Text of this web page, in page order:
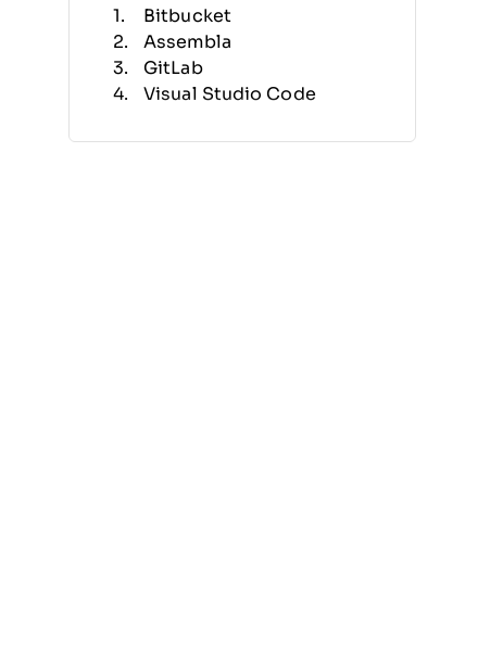
Bitbucket
Assembla
GitLab
Visual Studio Code
Perforce Helix Core